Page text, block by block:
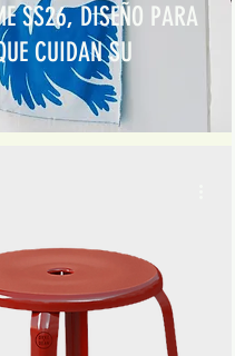
SS26, DISEÑO PARA
CUIDAN SU